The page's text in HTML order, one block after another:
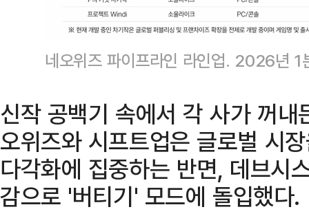
네오위즈 파이프라인 라인업. 2026년 1
신작 공백기 속에서 각 사가 꺼
오위즈와 시프트업은 글로벌 시
다각화에 집중하는 반면, 데브시
감으로 '버티기' 모드에 돌입했다.